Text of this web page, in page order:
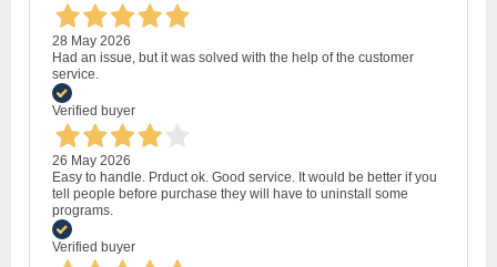
28 May 2026
Had an issue, but it was solved with the help of the customer
service.
Verified buyer
26 May 2026
Easy to handle. Prduct ok. Good service. It would be better if you
tell people before purchase they will have to uninstall some
programs.
Verified buyer